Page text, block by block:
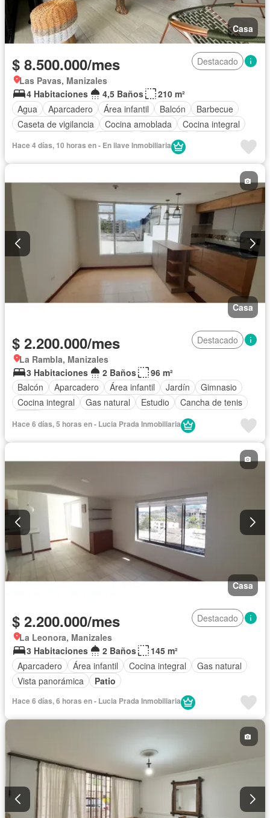
Casa
$ 8.500.000/mes
Destacado
Las Pavas, Manizales
4 Habitaciones
4,5 Baños
210 m²
Agua
Aparcadero Área infantil Balcón
Barbecue
Caseta de vigilancia
Cocina amoblada
Cocina integral
Electricidad
Piscina
Vigilante
Solo familias
Hace 4 días, 10 horas en - En llave Inmobiliaria
Casa
$ 2.200.000/mes
Destacado
La Rambla, Manizales
3 Habitaciones
2 Baños
96 m²
Balcón
Aparcadero Área infantil Jardín
Gimnasio
Cocina integral
Gas natural Estudio
Cancha de tenis
Hace 6 días, 5 horas en - Lucia Prada Inmobiliaria
Casa
$ 2.200.000/mes
Destacado
La Leonora, Manizales
3 Habitaciones
2 Baños
145 m²
Aparcadero
Área infantil Cocina integral
Gas natural
Vista panorámica
Patio
Hace 6 días, 6 horas en - Lucia Prada Inmobiliaria